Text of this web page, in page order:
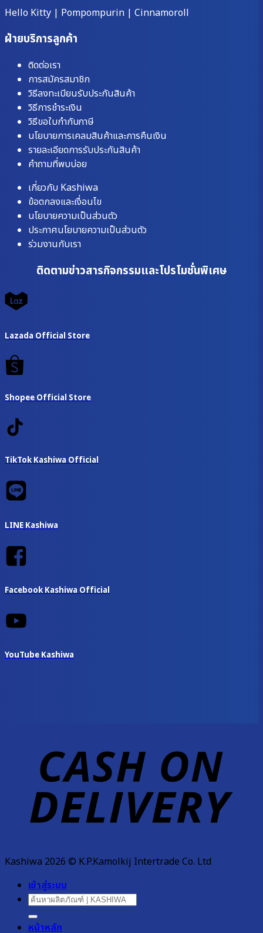
Hello Kitty | Pompompurin | Cinnamoroll
ฝ่ายบริการลูกค้า
ติดต่อเรา
การสมัครสมาชิก
วิธีลงทะเบียนรับประกันสินค้า
วิธีการชำระเงิน
วิธีขอใบกำกับภาษี
นโยบายการเคลมสินค้าและการคืนเงิน
รายละเอียดการรับประกันสินค้า
คำถามที่พบบ่อย
เกี่ยวกับ Kashiwa
ข้อตกลงและเงื่อนไข
นโยบายความเป็นส่วนตัว
ประกาศนโยบายความเป็นส่วนตัว
ร่วมงานกับเรา
ติดตามข่าวสารกิจกรรมและโปรโมชั่นพิเศษ
Lazada Official Store
Shopee Official Store
TikTok Kashiwa Official
LINE Kashiwa
Facebook Kashiwa Official
YouTube Kashiwa
Kashiwa 2026 © K.P.Kamolkij Intertrade Co. Ltd
เข้าสู่ระบบ
ค้นหา:
หน้าหลัก